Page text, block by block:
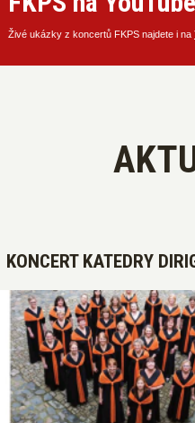
Živé ukázky z koncertů FKPS najdete i na
KONCERT KATEDRY